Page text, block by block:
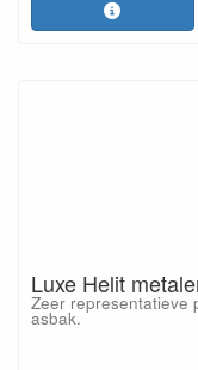
Luxe Helit
Zeer representatieve
asbak.